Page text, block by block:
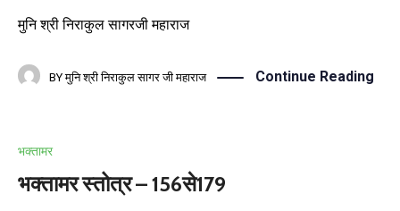
मुनि श्री निराकुल सागरजी महाराज
BY मुनि श्री निराकुल सागर जी महाराज Continue Reading
भक्तामर
भक्तामर स्तोत्र – 156से179